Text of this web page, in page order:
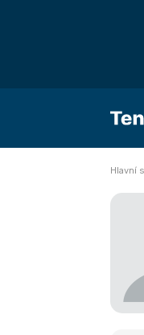
Hlavní